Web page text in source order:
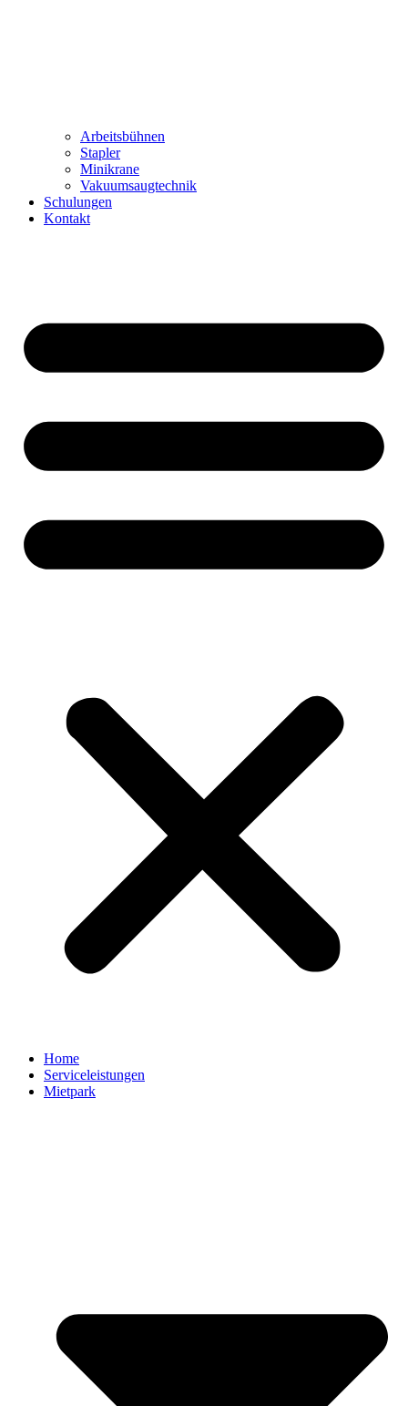
Arbeitsbühnen
Stapler
Minikrane
Vakuumsaugtechnik
Schulungen
Kontakt
Home
Serviceleistungen
Mietpark